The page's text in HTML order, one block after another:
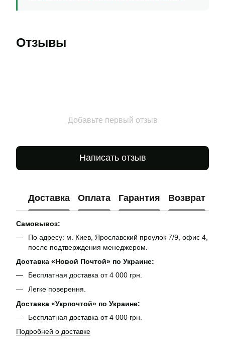
Отзывы
Добавьте первый отзыв
Написать отзыв
Доставка Оплата Гарантия Возврат
Самовывоз:
По адресу: м. Киев, Ярославский проулок 7/9, офис 4,
после подтверждения менеджером.
Доставка «Новой Почтой» по Украине:
Бесплатная доставка от 4 000 грн.
Легке поверення.
Доставка «Укрпочтой» по Украине:
Бесплатная доставка от 4 000 грн.
Подробней о доставке